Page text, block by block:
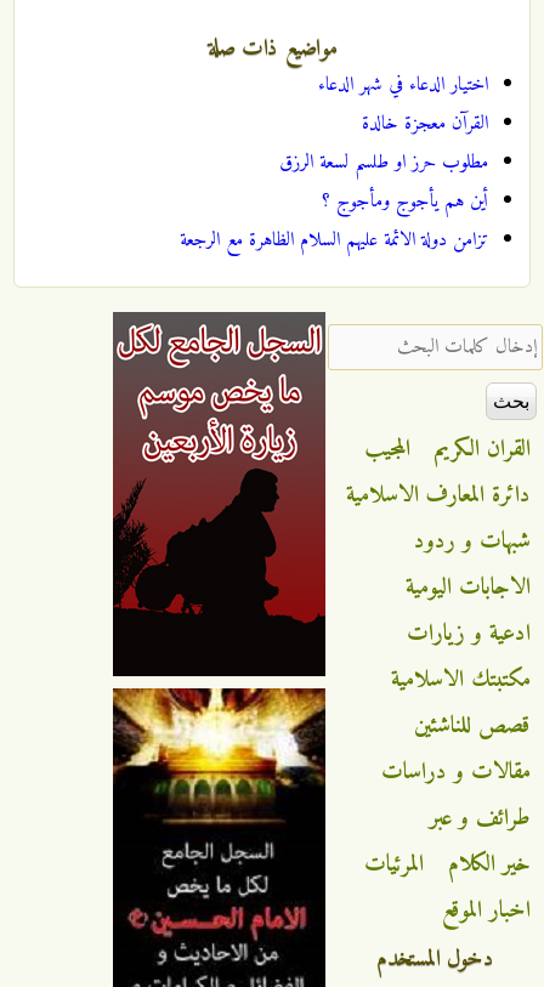
مواضيع ذات صلة
اختيار الدعاء في شهر الدعاء
القرآن معجزة خالدة
مطلوب حرز او طلسم لسعة الرزق
أين هم يأجوج ومأجوج ؟
تزامن دولة الائمة عليهم السلام الظاهرة مع الرجعة
‏إدخال كلمات البحث ‏
القران الكريم
المجيب
دائرة المعارف الاسلامية
شبهات و ردود
الاجابات اليومية
ادعية و زيارات
مكتبتك الاسلامية
قصص للناشئين
مقالات و دراسات
طرائف و عبر
خير الكلام
المرئيات
اخبار الموقع
دخول المستخدم